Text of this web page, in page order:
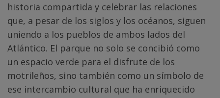
historia compartida y celebrar las relaciones
que, a pesar de los siglos y los océanos, siguen
uniendo a los pueblos de ambos lados del
Atlántico. El parque no solo se concibió como
un espacio verde para el disfrute de los
motrileños, sino también como un símbolo de
ese intercambio cultural que ha enriquecido